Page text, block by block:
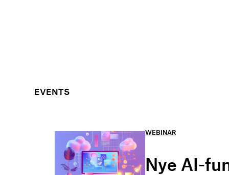
EVENTS
WEBINAR
Nye AI-